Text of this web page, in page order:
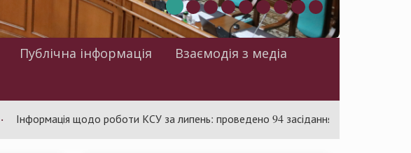
Публічна інформація
Взаємодія з медіа
щодо роботи КСУ за липень: проведено 94 засідання та ухвалено 85 актів